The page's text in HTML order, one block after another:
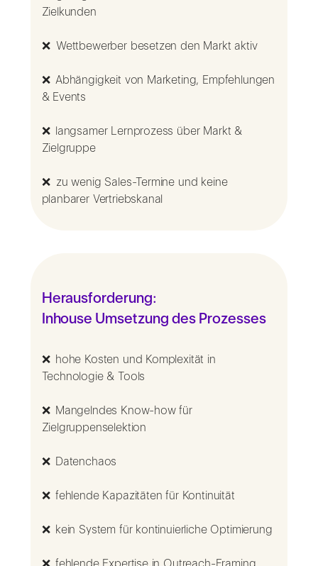
Zielkunden
❌ Wettbewerber besetzen den Markt aktiv
❌ Abhängigkeit von Marketing, Empfehlungen
& Events
❌ langsamer Lernprozess über Markt &
Zielgruppe
❌ zu wenig Sales-Termine und keine
planbarer Vertriebskanal
Herausforderung:
Inhouse Umsetzung des Prozesses
❌ hohe Kosten und Komplexität in
Technologie & Tools
❌ Mangelndes Know-how für
Zielgruppenselektion
❌ Datenchaos
❌ fehlende Kapazitäten für Kontinuität
❌ kein System für kontinuierliche Optimierung